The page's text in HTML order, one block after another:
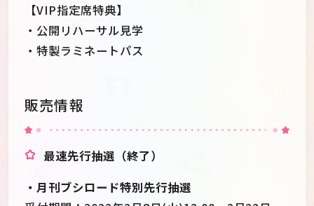
【VIP指定席特典】
・公開リハーサル見学
・特製ラミネートパス
販売情報
最速先行抽選（終了）
・月刊ブシロード特別先行抽選